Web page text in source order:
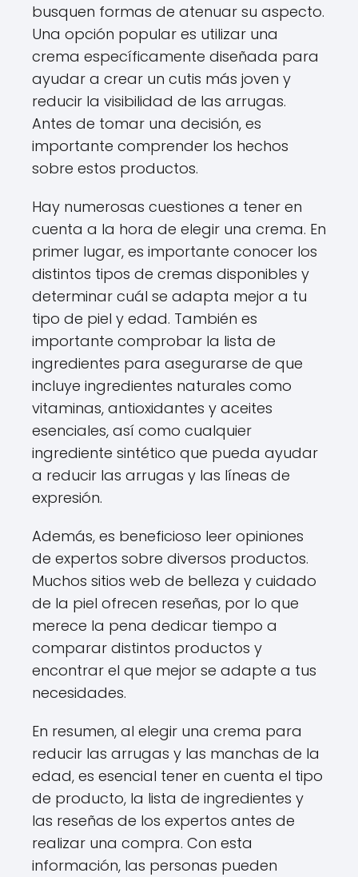
busquen formas de atenuar su aspecto.
Una opción popular es utilizar una
crema específicamente diseñada para
ayudar a crear un cutis más joven y
reducir la visibilidad de las arrugas.
Antes de tomar una decisión, es
importante comprender los hechos
sobre estos productos.
Hay numerosas cuestiones a tener en
cuenta a la hora de elegir una crema. En
primer lugar, es importante conocer los
distintos tipos de cremas disponibles y
determinar cuál se adapta mejor a tu
tipo de piel y edad. También es
importante comprobar la lista de
ingredientes para asegurarse de que
incluye ingredientes naturales como
vitaminas, antioxidantes y aceites
esenciales, así como cualquier
ingrediente sintético que pueda ayudar
a reducir las arrugas y las líneas de
expresión.
Además, es beneficioso leer opiniones
de expertos sobre diversos productos.
Muchos sitios web de belleza y cuidado
de la piel ofrecen reseñas, por lo que
merece la pena dedicar tiempo a
comparar distintos productos y
encontrar el que mejor se adapte a tus
necesidades.
En resumen, al elegir una crema para
reducir las arrugas y las manchas de la
edad, es esencial tener en cuenta el tipo
de producto, la lista de ingredientes y
las reseñas de los expertos antes de
realizar una compra. Con esta
información, las personas pueden